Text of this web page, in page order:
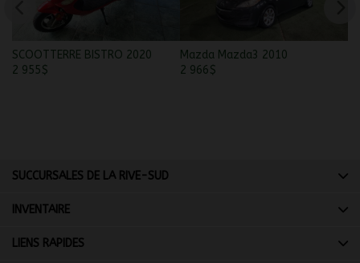
SCOOTTERRE BISTRO 2020
2 955$
Mazda Mazda3 2010
2 966$
SUCCURSALES DE LA RIVE-SUD
INVENTAIRE
LIENS RAPIDES